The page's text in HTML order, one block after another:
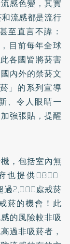
感色變，其實
流感都是流行
至直言不諱：
目前每年全球
各國皆將菸害
內外的禁菸文
」的系列宣導
、令人眼睛一
強張貼，提醒
，包括室內無
也提供0800-
過2,000處戒菸
菸的機會！此
的風險較非吸
過非吸菸者，